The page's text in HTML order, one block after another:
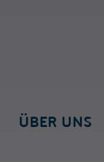
ÜBER UNS